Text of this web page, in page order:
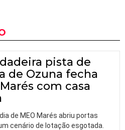
pista de
de Ozuna fecha
com casa
de MEO Marés abriu portas
cenário de lotação esgotada.